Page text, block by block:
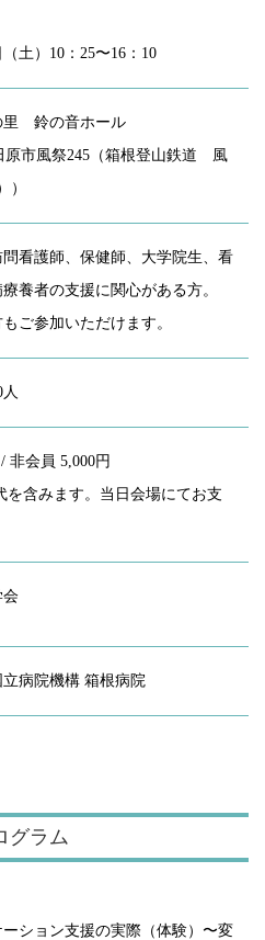
（土）10：25〜16：10
里 鈴の音ホール
原市風祭245（箱根登山鉄道 風
看護師、保健師、大学院生、看
養者の支援に関心がある方。
ご参加いただけます。
非会員 5,000円
含みます。当日会場にてお支
会
病院機構 箱根病院
グラム
ーション支援の実際（体験）〜変